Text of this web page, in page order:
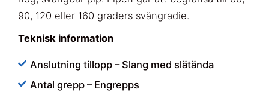
90, 120 eller 160 graders svängradie.
Teknisk information
Anslutning tillopp – Slang med slätända
Antal grepp – Engrepps